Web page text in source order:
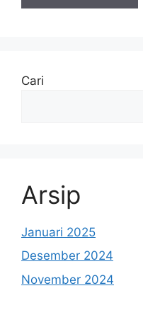
Cari
Arsip
Januari 2025
Desember 2024
November 2024